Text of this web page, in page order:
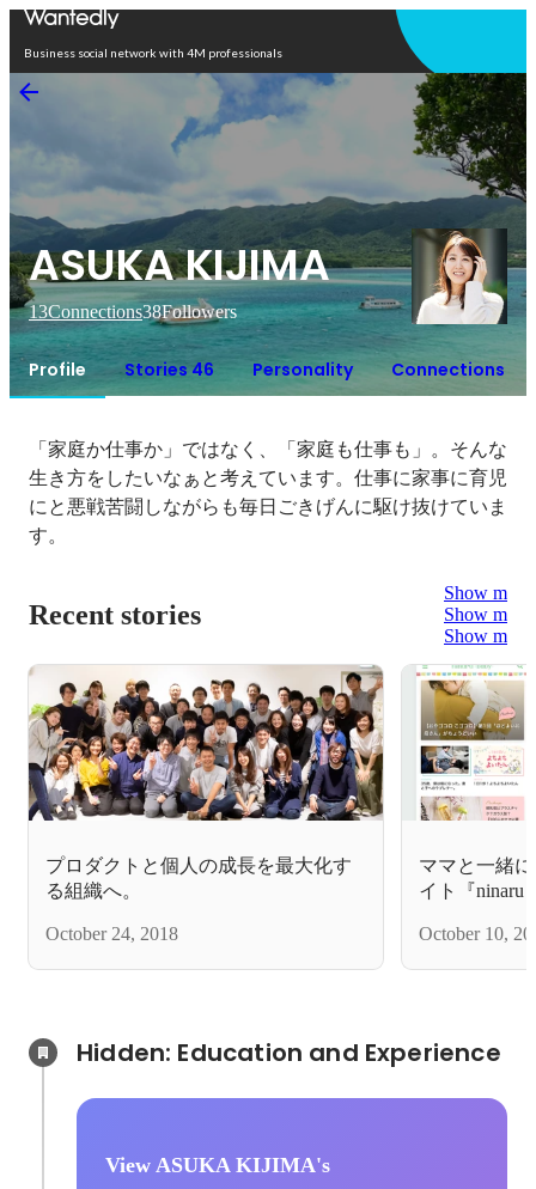
Business social network with 4M professionals
ASUKA KIJIMA
13Connections38Followers
Profile Stories 46 Personality Connections
「家庭か仕事か」ではなく、「家庭も仕事も」。そんな
生き方をしたいなぁと考えています。仕事に家事に育児
にと悪戦苦闘しながらも毎日ごきげんに駆け抜けていま
す。
Recent stories
Show more
Show more
Show more
プロダクトと個人の成長を最大化す
る組織へ。
October 24, 2018
ママと一緒
イト『ninaru
たちの「支
します～
October 10,
View ASUKA KIJIMA's